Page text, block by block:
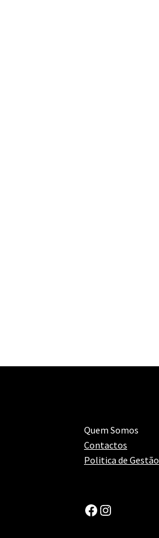
Quem Somos
Contactos
Politica de Gestão
Facebook
Instagram